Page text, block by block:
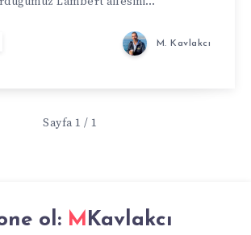
M. Kavlakcı
Sayfa 1 / 1
ol: MKavlakcı